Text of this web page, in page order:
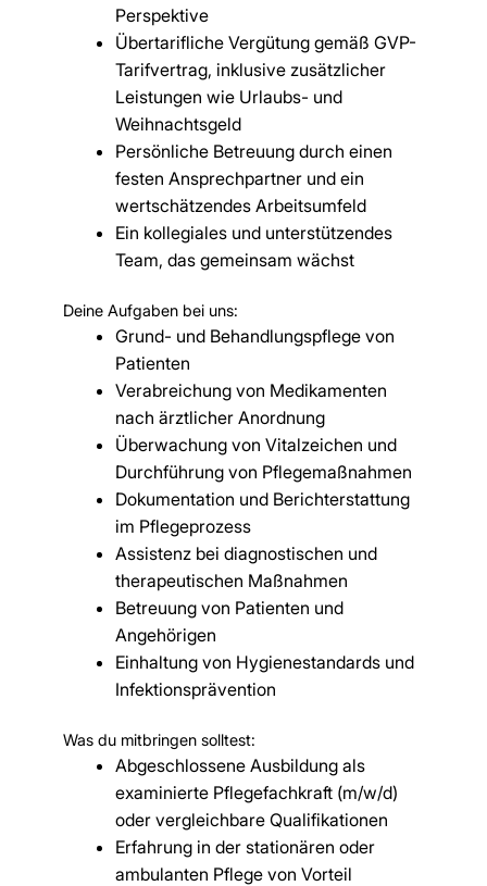
Perspektive
Übertarifliche Vergütung gemäß GVP-
Tarifvertrag, inklusive zusätzlicher
Leistungen wie Urlaubs- und
Weihnachtsgeld
Persönliche Betreuung durch einen
festen Ansprechpartner und ein
wertschätzendes Arbeitsumfeld
Ein kollegiales und unterstützendes
Team, das gemeinsam wächst
Deine Aufgaben bei uns:
Grund- und Behandlungspflege von
Patienten
Verabreichung von Medikamenten
nach ärztlicher Anordnung
Überwachung von Vitalzeichen und
Durchführung von Pflegemaßnahmen
Dokumentation und Berichterstattung
im Pflegeprozess
Assistenz bei diagnostischen und
therapeutischen Maßnahmen
Betreuung von Patienten und
Angehörigen
Einhaltung von Hygienestandards und
Infektionsprävention
Was du mitbringen solltest:
Abgeschlossene Ausbildung als
examinierte Pflegefachkraft (m/w/d)
oder vergleichbare Qualifikationen
Erfahrung in der stationären oder
ambulanten Pflege von Vorteil